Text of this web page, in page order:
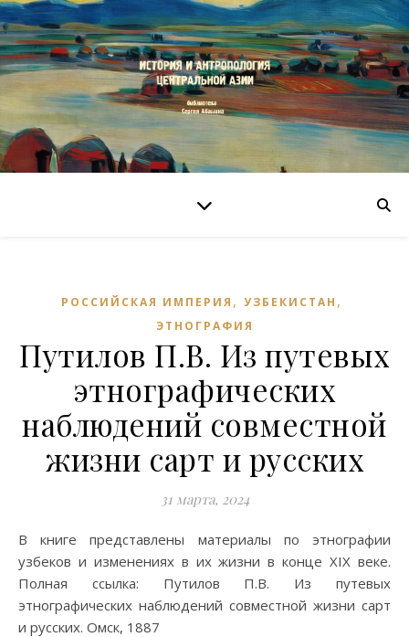
РОССИЙСКАЯ ИМПЕРИЯ , УЗБЕКИСТАН ,
ЭТНОГРАФИЯ
Путилов П.В. Из путевых
этнографических
наблюдений совместной
жизни сарт и русских
31 марта, 2024
В книге представлены материалы по этнографии
узбеков и изменениях в их жизни в конце XIX веке.
Полная ссылка: Путилов П.В. Из путевых
этнографических наблюдений совместной жизни сарт
и русских. Омск, 1887